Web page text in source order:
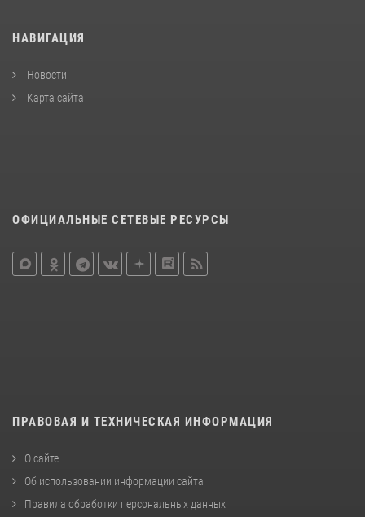
НАВИГАЦИЯ
Новости
Карта сайта
ОФИЦИАЛЬНЫЕ СЕТЕВЫЕ РЕСУРСЫ
ПРАВОВАЯ И ТЕХНИЧЕСКАЯ ИНФОРМАЦИЯ
О сайте
Об использовании информации сайта
Правила обработки персональных данных